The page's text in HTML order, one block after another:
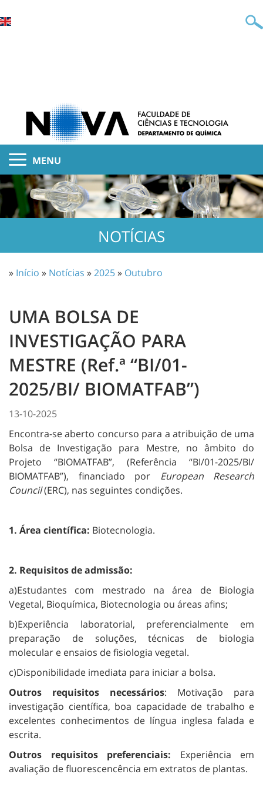
MENU
NOTÍCIAS
» Início » Notícias »2025» Outubro
UMA BOLSA DE
INVESTIGAÇÃO PARA
MESTRE (Ref.ª “BI/01-
2025/BI/ BIOMATFAB”)
13-10-2025
Encontra-se aberto concurso para a atribuição de uma
Bolsa de Investigação para Mestre, no âmbito do
Projeto “BIOMATFAB”, (Referência “BI/01-2025/BI/
BIOMATFAB”), financiado por European Research
Council(ERC), nas seguintes condições.
1. Área científica: Biotecnologia.
2. Requisitos de admissão:
a)Estudantes com mestrado na área de Biologia
Vegetal, Bioquímica, Biotecnologia ou áreas afins;
b)Experiência laboratorial, preferencialmente em
preparação de soluções, técnicas de biologia
molecular e ensaios de fisiologia vegetal.
c)Disponibilidade imediata para iniciar a bolsa.
Outros requisitos necessários: Motivação para
investigação científica, boa capacidade de trabalho e
excelentes conhecimentos de língua inglesa falada e
escrita.
Outros requisitos preferenciais: Experiência em
avaliação de fluorescencência em extratos de plantas.